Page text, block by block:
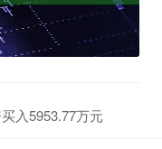
入5953.77万元